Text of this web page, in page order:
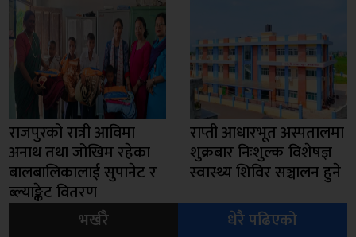
राजपुरको रात्री आविमा
अनाथ तथा जोखिम रहेका
बालबालिकालाई सुपानेट र
ब्ल्याङ्केट वितरण
राप्ती आधारभूत अस्पतालमा
शुक्रबार निःशुल्क विशेषज्ञ
स्वास्थ्य शिविर सञ्चालन हुने
भर्खरै
धेरै पढिएको